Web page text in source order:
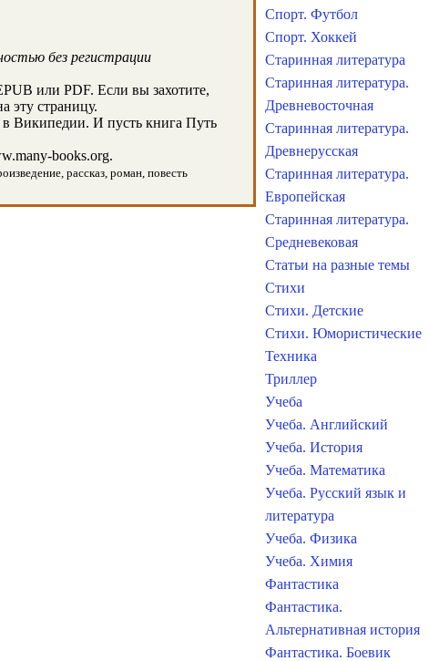
без регистрации
или PDF. Если вы захотите,
эту страницу.
Википедии. И пусть книга Путь
books.org.
рассказ, роман, повесть
Спорт. Футбол
Спорт. Хоккей
Старинная литература
Старинная литература.
Древневосточная
Старинная литература.
Древнерусская
Старинная литература.
Европейская
Старинная литература.
Средневековая
Статьи на разные темы
Стихи
Стихи. Детские
Стихи. Юмористические
Техника
Триллер
Учеба
Учеба. Английский
Учеба. История
Учеба. Математика
Учеба. Русский язык и
литература
Учеба. Физика
Учеба. Химия
Фантастика
Фантастика.
Альтернативная история
Фантастика. Боевик